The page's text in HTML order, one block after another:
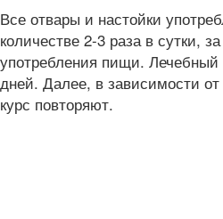
Все отвары и настойки
количестве 2-3 раза в сутки,
употребления пищи. Лечебный
дней. Далее, в зависимости от
курс повторяют.